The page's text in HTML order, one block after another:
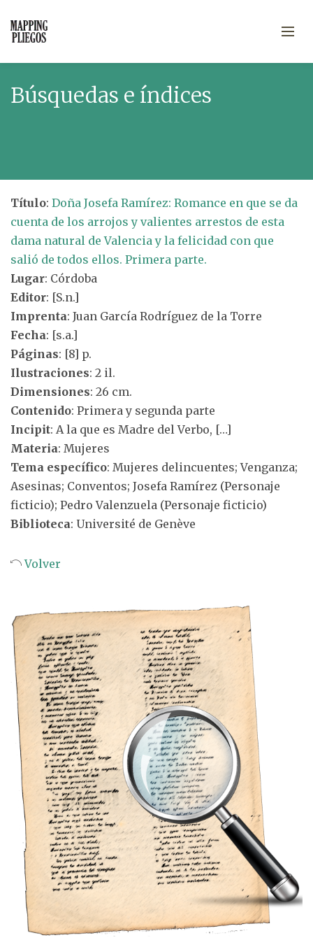
Búsquedas e índices
Título: Doña Josefa Ramírez: Romance en que se da
cuenta de los arrojos y valientes arrestos de esta
dama natural de Valencia y la felicidad con que
salió de todos ellos. Primera parte.
Lugar: Córdoba
Editor: [S.n.]
Imprenta: Juan García Rodríguez de la Torre
Fecha: [s.a.]
Páginas: [8] p.
Ilustraciones: 2 il.
Dimensiones: 26 cm.
Contenido: Primera y segunda parte
Incipit: A la que es Madre del Verbo, […]
Materia: Mujeres
Tema específico: Mujeres delincuentes; Venganza;
Asesinas; Conventos; Josefa Ramírez (Personaje
ficticio); Pedro Valenzuela (Personaje ficticio)
Biblioteca: Université de Genève
Volver